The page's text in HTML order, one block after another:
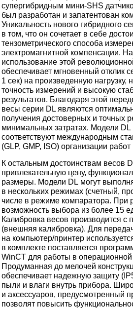
супергибридным мини-SHS
был разработан и запатентован
Уникальность нового гибридного
в том, что он сочетает в себе
тензометрического способа
электромагнитной компенсации.
использование этой
обеспечивает мгновенный отклик
1 сек) на произведенную нагрузку,
точность измерений и высокую
результатов. Благодаря этой
весы серии DL являются
получения достоверных и точных
минимальных затратах. Модели DL
соответствуют международным
(GLP, GMP, ISO) организации
К остальным достоинствам весов
привлекательную цену,
размеры. Модели DL могут
в нескольких режимах (счетный,
числе в режиме компаратора. При
возможность выбора из более 15
Калибровка весов производится с
(внешняя калибровка). Для
на компьютер/принтер
в комплекте поставляется
WinCT для работы в
Продуманная до мелочей
обеспечивает надежную защиту
пыли и влаги внутрь прибора.
и аксессуаров, предусмотренный
позволят повысить